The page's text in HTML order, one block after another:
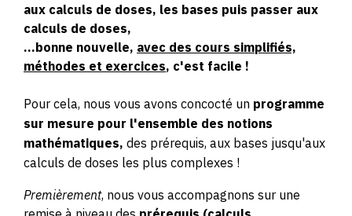
aux calculs de doses, les bases puis passer aux
calculs de doses,
...bonne nouvelle, avec des cours simplifiés,
méthodes et exercices, c'est facile !
Pour cela, nous vous avons concocté un programme
sur mesure pour l'ensemble des notions
mathématiques, des prérequis, aux bases jusqu'aux
calculs de doses les plus complexes !
Premièrement, nous vous accompagnons sur une